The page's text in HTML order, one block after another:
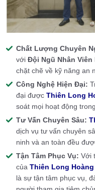
Chất Lượng Chuyên
với Đội Ngũ Nhân Viên
chặt chẽ về kỹ năng an
Công Nghệ Hiện Đại:
đại được Thiên Long
soát mọi hoạt động
Tư Vấn Chuyên Sâu:
dịch vụ tư vấn chuyên
ninh và an toàn đều
Tận Tâm Phục Vụ: Với
của Thiên Long Hoàng
là sự tận tâm phục vụ,